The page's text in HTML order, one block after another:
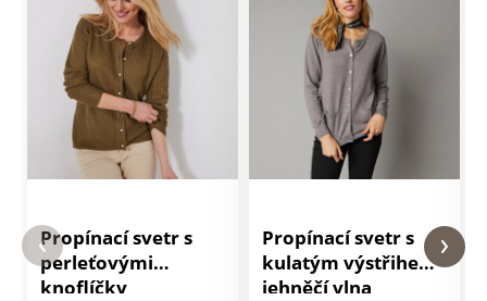
Propínací svetr s
perleťovými
knoflíčky
Propínací svetr s
kulatým výstřihem,
jehněčí vlna